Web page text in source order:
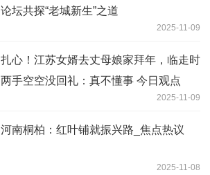
论坛共探“老城新生”之道
2025-11-09
扎心！江苏女婿去丈母娘家拜年，临走时
两手空空没回礼：真不懂事 今日观点
2025-11-09
河南桐柏：红叶铺就振兴路_焦点热议
2025-11-08